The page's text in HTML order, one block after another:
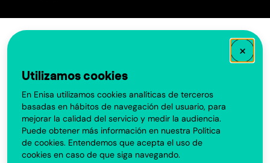
×
Utilizamos cookies
En Enisa utilizamos cookies analíticas de terceros
basadas en hábitos de navegación del usuario, para
mejorar la calidad del servicio y medir la audiencia.
Puede obtener más información en nuestra Política
de cookies. Entendemos que acepta el uso de
cookies en caso de que siga navegando.